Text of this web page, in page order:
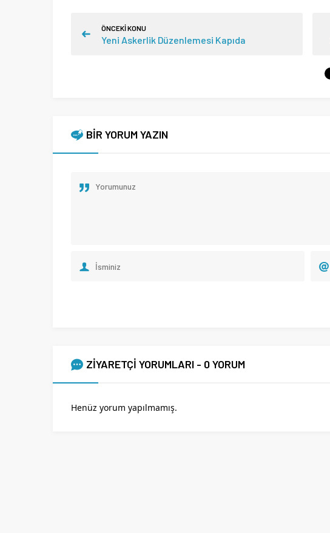
ÖNCEKİ KONU
Yeni Askerlik Düzenlemesi Kapıda
BİR YORUM YAZIN
ZİYARETÇİ YORUMLARI - 0 YORUM
Henüz yorum yapılmamış.